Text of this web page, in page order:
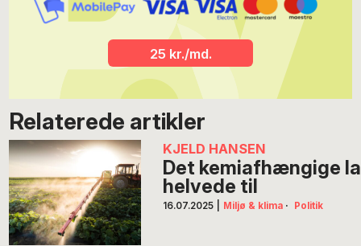
25 kr./md.
Relaterede artikler
KJELD HANSEN
Det kemiafhængige
helvede til
16.07.2025 Miljø & klima · Politik